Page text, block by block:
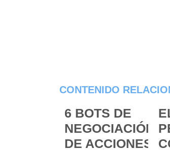
CONTENIDO
6 BOTS DE
NEGOCIACIÓN
DE ACCIONES